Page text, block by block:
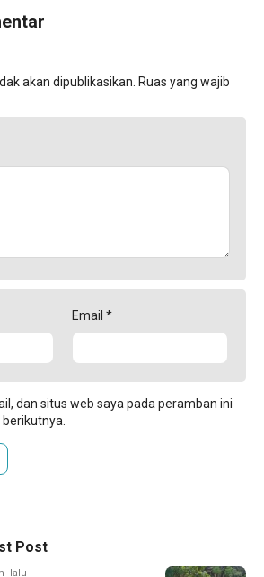
akan dipublikasikan. Ruas yang wajib
Email *
dan situs web saya pada peramban ini
Post
lalu